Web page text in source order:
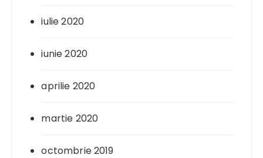
iulie 2020
iunie 2020
aprilie 2020
martie 2020
octombrie 2019